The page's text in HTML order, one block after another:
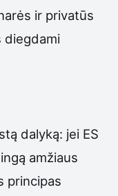
ir privatūs
diegdami
dalyką: jei ES
amžiaus
principas